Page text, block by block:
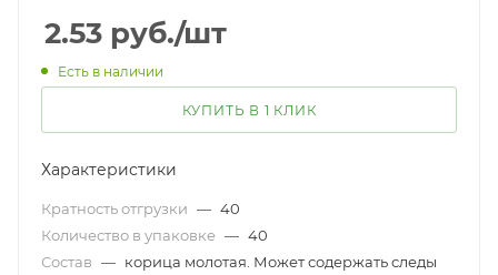
2.53 руб./шт
Есть в наличии
КУПИТЬ В 1 КЛИК
Характеристики
Кратность отгрузки — 40
Количество в упаковке — 40
Состав — корица молотая. Может содержать следы